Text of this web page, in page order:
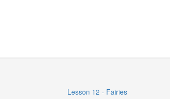
Lesson 12 - Fairies